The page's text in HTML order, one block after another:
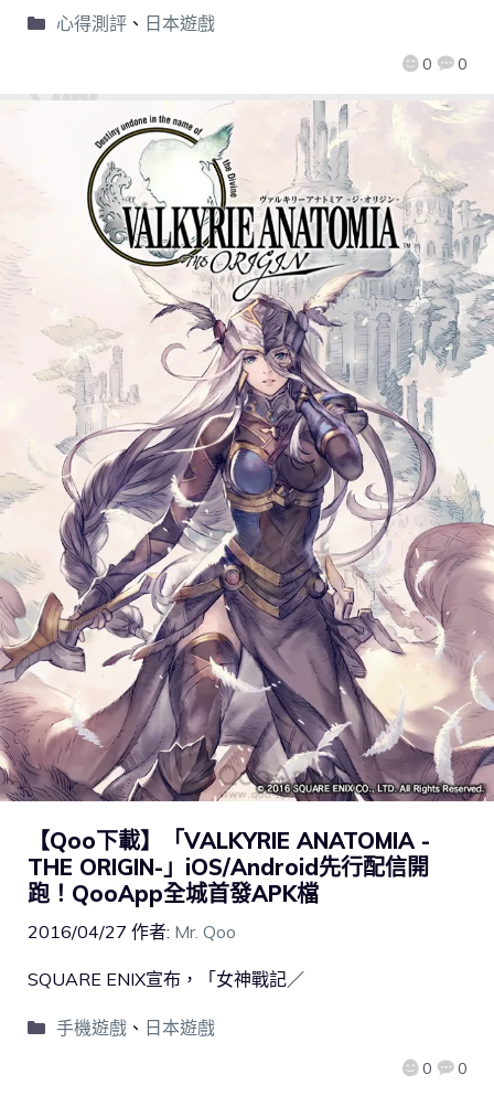
0 0
心得測評、 日本遊戲
【Qoo下載】「VALKYRIE ANATOMIA -
THE ORIGIN-」iOS/Android先行配信開
跑！QooApp全城首發APK檔
2016/04/27 作者: Mr. Qoo
0 0
SQUARE ENIX宣布，「女神戰記／
手機遊戲、 日本遊戲